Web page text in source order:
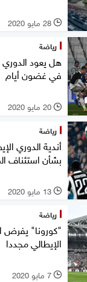
l 28 مايو 2020
رياضة
هل يعود
في غضون أيام
l 20 مايو 2020
رياضة
أندية الدوري
بشأن استئناف
l 13 مايو 2020
رياضة
"كورونا" يفرض
الإيطالي مجددا
l 7 مايو 2020